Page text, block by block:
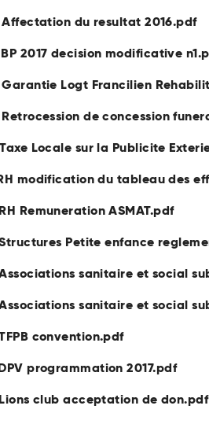
du resultat 2016.pdf
2017 decision modificative
Logt Francilien
de concession
Locale sur la Publicite
modification du tableau des
Remuneration ASMAT.pdf
Petite enfance
sanitaire et social
sanitaire et social
convention.pdf
programmation 2017.pdf
club acceptation de don.pdf